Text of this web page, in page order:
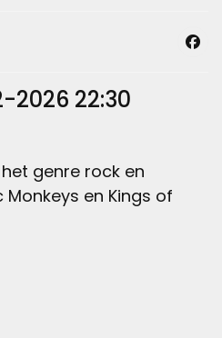
22:30
genre rock en
en Kings of